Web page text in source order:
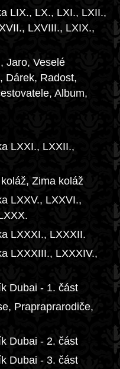
LIX., LX., LXI., LXII.,
LXVIII., LXIX.,
Jaro, Veselé
Dárek, Radost,
Album,
LXXI., LXXII.,
Zima koláž
LXXV., LXXVI.,
LXXXI., LXXXII.
LXXXIII., LXXXIV.,
Dubai - 1. část
Prapraprarodiče,
Dubai - 2. část
Dubai - 3. část